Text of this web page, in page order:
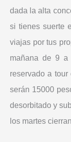
dada la alta
si tienes suerte
viajas por tus
mañana de 9 a
reservado a
serán 15000
desorbitado y
los martes